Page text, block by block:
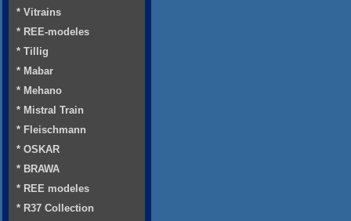
* Vitrains
* REE-modeles
* Tillig
* Mabar
* Mehano
* Mistral Train
* Fleischmann
* OSKAR
* BRAWA
* REE modeles
* R37 Collection